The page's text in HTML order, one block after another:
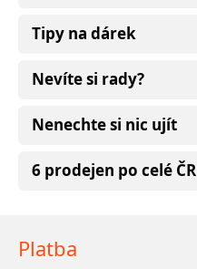
Tipy na dárek
Nevíte si rady?
Nenechte si nic ujít
6 prodejen po celé ČR
Platba